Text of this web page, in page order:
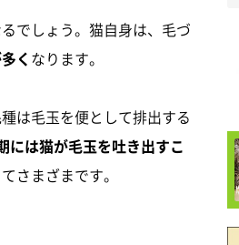
でしょう。猫自身は、毛づ
く なります。
は毛玉を便として排出する
には猫が毛玉を吐き出すこ
さまざまです。